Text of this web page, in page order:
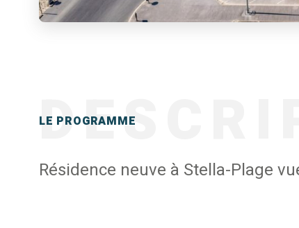
LE PROGRAMME
Résidence neuve à Stella-Plage